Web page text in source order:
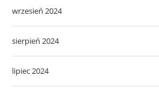
wrzesień 2024
sierpień 2024
lipiec 2024